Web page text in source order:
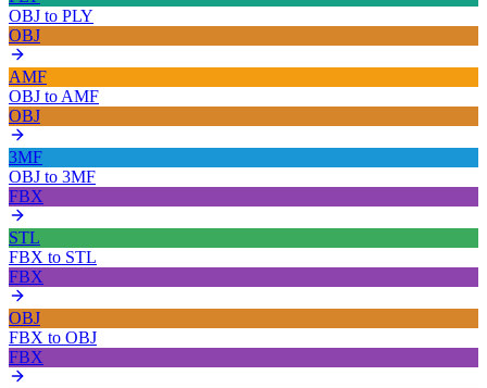
OBJ to PLY
OBJ
AMF
OBJ to AMF
OBJ
3MF
OBJ to 3MF
FBX
STL
FBX to STL
FBX
OBJ
FBX to OBJ
FBX